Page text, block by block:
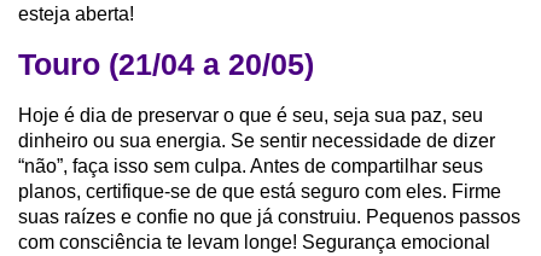
esteja aberta!
Touro (21/04 a 20/05)
Hoje é dia de preservar o que é seu, seja sua paz, seu
dinheiro ou sua energia. Se sentir necessidade de dizer
“não”, faça isso sem culpa. Antes de compartilhar seus
planos, certifique-se de que está seguro com eles. Firme
suas raízes e confie no que já construiu. Pequenos passos
com consciência te levam longe! Segurança emocional